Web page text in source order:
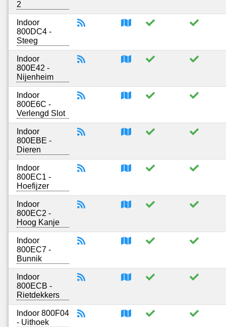
2
Indoor
800DC4 -
Steeg
Indoor
800E42 -
Nijenheim
Indoor
800E6C -
Verlengd Slot
Indoor
800EBE -
Dieren
Indoor
800EC1 -
Hoefijzer
Indoor
800EC2 -
Hoog Kanje
Indoor
800EC7 -
Bunnik
Indoor
800ECB -
Rietdekkers
Indoor 800F04
- Uithoek